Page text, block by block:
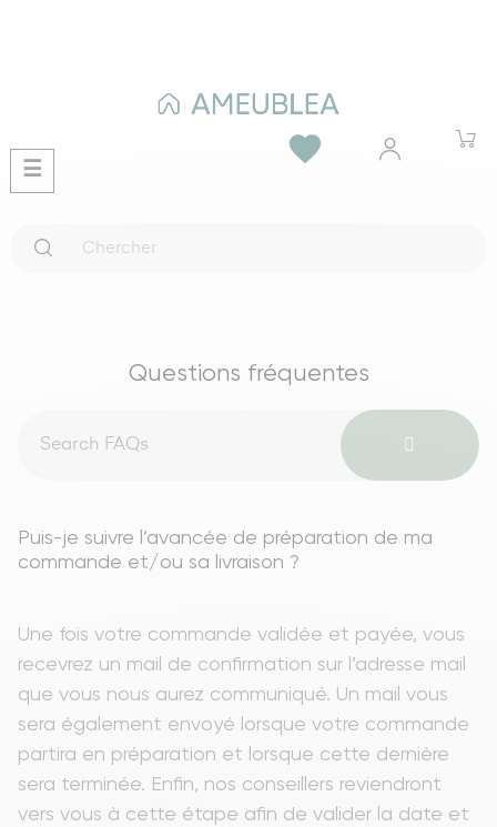
Basculer
la
☰
favorite
Questions fréquentes
Puis-je suivre l’avancée de préparation de ma
commande et/ou sa livraison ?
Une fois votre commande validée et payée, vous
recevrez un mail de confirmation sur l’adresse mail
que vous nous aurez communiqué. Un mail vous
sera également envoyé lorsque votre commande
partira en préparation et lorsque cette dernière
sera terminée. Enfin, nos conseillers reviendront
vers vous à cette étape afin de valider la date et